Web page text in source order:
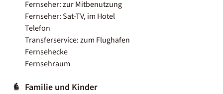
Fernseher: zur Mitbenutzung
Fernseher: Sat-TV, im Hotel
Telefon
Transferservice: zum Flughafen
Fernsehecke
Fernsehraum
Familie und Kinder